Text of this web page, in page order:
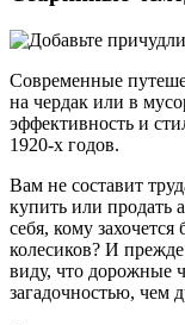
Современные
на чердак или в
эффективность и
1920-х годов.
Вам не составит
купить или продать
себя, кому
колесиков? И
виду, что дорожные
загадочностью, чем